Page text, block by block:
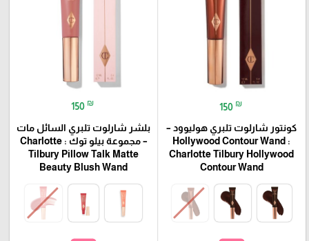
150 ₪
كونتور شارلوت تلبري هوليوود –
Hollywood Contour Wand :
Charlotte Tilbury Hollywood
Contour Wand
150 ₪
بلشر شارلوت تلبري السائل مات
– مجموعة بيلو توك : Charlotte
Tilbury Pillow Talk Matte
Beauty Blush Wand